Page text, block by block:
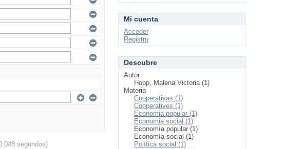
segundos)
Mi cuenta
Acceder
Registro
Descubre
Autor
Hopp, Malena Victoria (1)
Materia
Cooperativas (1)
Cooperatives (1)
Economia popular (1)
Economia social (1)
Economía popular (1)
Economía social (1)
Política social (1)